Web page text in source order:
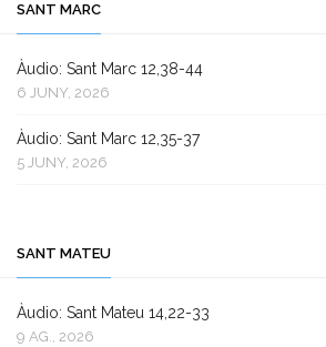
SANT MARC
Àudio: Sant Marc 12,38-44
6 JUNY, 2026
Àudio: Sant Marc 12,35-37
5 JUNY, 2026
SANT MATEU
Àudio: Sant Mateu 14,22-33
9 AG., 2026